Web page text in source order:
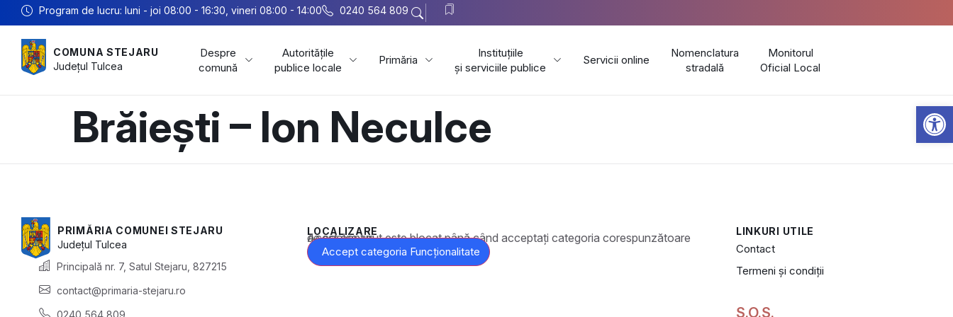
Program de lucru: luni - joi 08:00 - 16:30, vineri 08:00 - 14:00 0240 564 809
COMUNA STEJARU
Județul Tulcea
Despre
comună
Autoritățile
publice locale
Primăria
Instituțiile
și serviciile publice
Servicii online
Nomenclatura
stradală
Monitorul
Oficial Local
Brăiești – Ion Neculce
PRIMĂRIA COMUNEI STEJARU
Județul Tulcea
Principală nr. 7, Satul Stejaru, 827215
contact@primaria-stejaru.ro
0240 564 809
LOCALIZARE
Acest conținut este blocat până când acceptați categoria corespunzătoare de cookie-uri.
Accept categoria Funcționalitate
LINKURI UTILE
Contact
Termeni și condiții
S.O.S.